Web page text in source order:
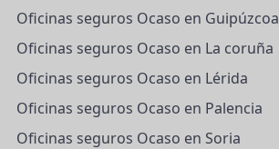
Oficinas seguros Ocaso en Guipúzcoa
Oficinas seguros Ocaso en La coruña
Oficinas seguros Ocaso en Lérida
Oficinas seguros Ocaso en Palencia
Oficinas seguros Ocaso en Soria